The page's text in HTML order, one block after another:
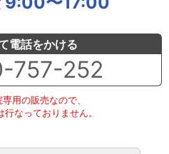
電話をかける
757-252
用の販売なので、
なっておりません。